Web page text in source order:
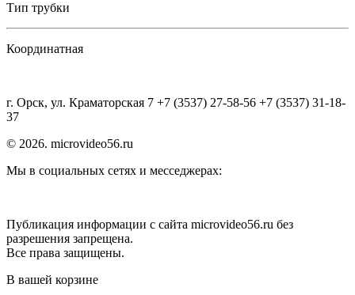
Тип трубки
Координатная
г. Орск, ул. Краматорская 7 +7 (3537) 27-58-56 +7 (3537) 31-18-
37
© 2026. microvideo56.ru
Мы в социальных сетях и месседжерах:
Публикация информации с сайта microvideo56.ru без
разрешения запрещена.
Все права защищены.
В вашей корзине